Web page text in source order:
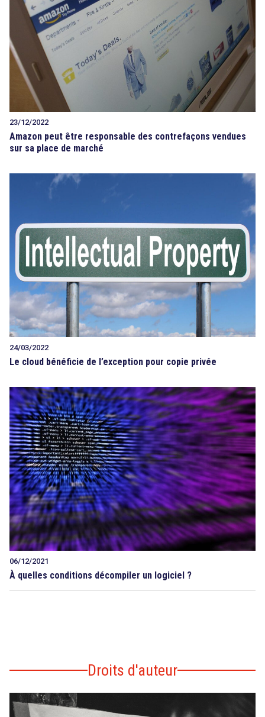
23/12/2022
Amazon peut être responsable des contrefaçons vendues
sur sa place de marché
24/03/2022
Le cloud bénéficie de l’exception pour copie privée
06/12/2021
À quelles conditions décompiler un logiciel ?
Droits d'auteur